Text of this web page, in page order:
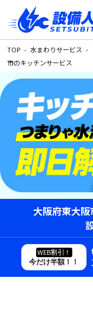
TOP 水まわりサービス
市のキッチンサービス
大阪府東大
WEB割引！
今だけ半額！！